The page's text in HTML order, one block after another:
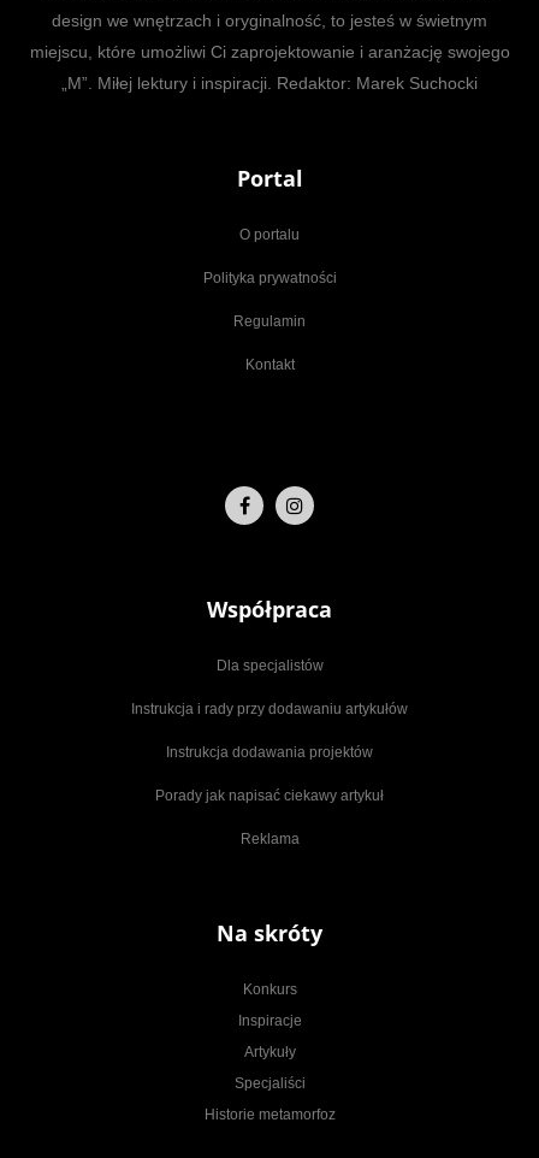
design we wnętrzach i oryginalność, to jesteś w świetnym
miejscu, które umożliwi Ci zaprojektowanie i aranżację swojego
„M”. Miłej lektury i inspiracji. Redaktor: Marek Suchocki
Portal
O portalu
Polityka prywatności
Regulamin
Kontakt
Współpraca
Dla specjalistów
Instrukcja i rady przy dodawaniu artykułów
Instrukcja dodawania projektów
Porady jak napisać ciekawy artykuł
Reklama
Na skróty
Konkurs
Inspiracje
Artykuły
Specjaliści
Historie metamorfoz